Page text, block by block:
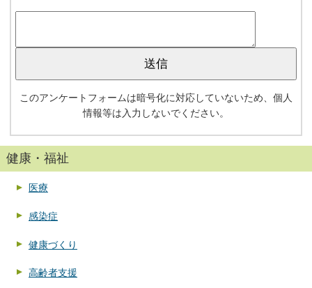
このアンケートフォームは暗号化に対応していないため、個人
情報等は入力しないでください。
健康・福祉
医療
感染症
健康づくり
高齢者支援